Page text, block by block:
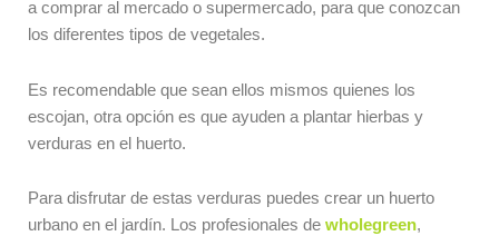
a comprar al mercado o supermercado, para que conozcan
los diferentes tipos de vegetales.
Es recomendable que sean ellos mismos quienes los
escojan, otra opción es que ayuden a plantar hierbas y
verduras en el huerto.
Para disfrutar de estas verduras puedes crear un huerto
urbano en el jardín. Los profesionales de wholegreen,